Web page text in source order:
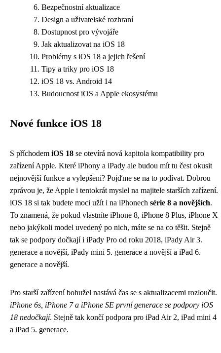
Bezpečnostní aktualizace
Design a uživatelské rozhraní
Dostupnost pro vývojáře
Jak aktualizovat na iOS 18
Problémy s iOS 18 a jejich řešení
Tipy a triky pro iOS 18
iOS 18 vs. Android 14
Budoucnost iOS a Apple ekosystému
Nové funkce iOS 18
S příchodem iOS 18 se otevírá nová kapitola kompatibility pro
zařízení Apple. Které iPhony a iPady ale budou mít tu čest okusit
nejnovější funkce a vylepšení? Pojďme se na to podívat. Dobrou
zprávou je, že Apple i tentokrát myslel na majitele starších zařízení.
iOS 18 si tak budete moci užít i na iPhonech série 8 a novějších.
To znamená, že pokud vlastníte iPhone 8, iPhone 8 Plus, iPhone X
nebo jakýkoli model uvedený po nich, máte se na co těšit. Stejně
tak se podpory dočkají i iPady Pro od roku 2018, iPady Air 3.
generace a novější, iPady mini 5. generace a novější a iPad 6.
generace a novější.
Pro starší zařízení bohužel nastává čas se s aktualizacemi rozloučit.
iPhone 6s, iPhone 7 a iPhone SE první generace se podpory iOS
18 nedočkají. Stejně tak končí podpora pro iPad Air 2, iPad mini 4
a iPad 5. generace.